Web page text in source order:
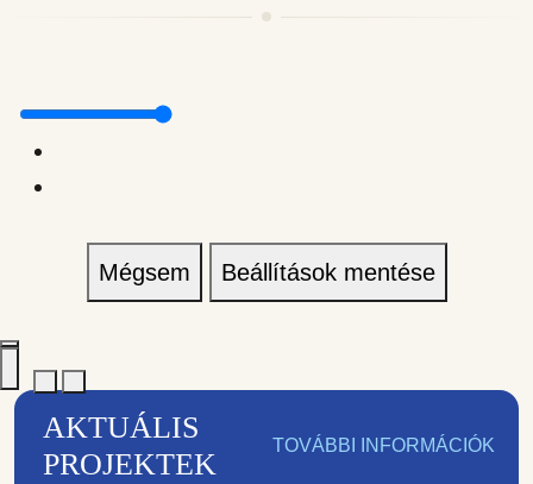
Mégsem Beállítások mentése
AKTUÁLIS
PROJEKTEK
TOVÁBBI INFORMÁCIÓK